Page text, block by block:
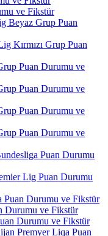
ve Fikstür
Beyaz Grup Puan
Kırmızı Grup Puan
Puan Durumu ve
Puan Durumu ve
Puan Durumu ve
Puan Durumu ve
Puan Durumu
Lig Puan Durumu
Puan Durumu ve Fikstür
Durumu ve Fikstür
Durumu ve Fikstür
Premyer Liqa Puan